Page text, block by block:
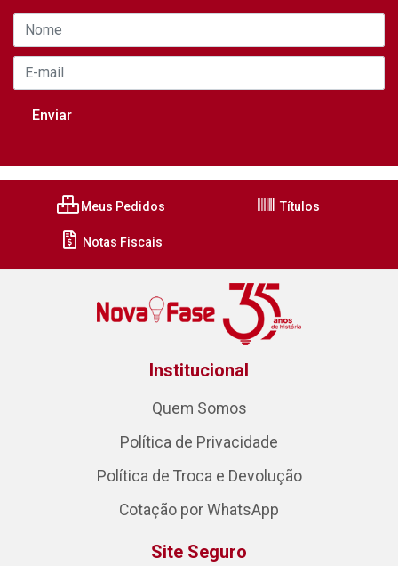
Meus Pedidos Títulos
Notas Fiscais
Institucional
Quem Somos
Política de Privacidade
Política de Troca e Devolução
Cotação por WhatsApp
Site Seguro